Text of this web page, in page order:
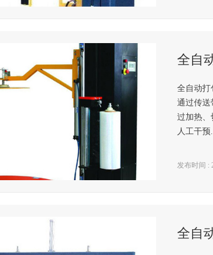
全自
全自动打
通过传送
过加热、
人工干预
发布时间 :